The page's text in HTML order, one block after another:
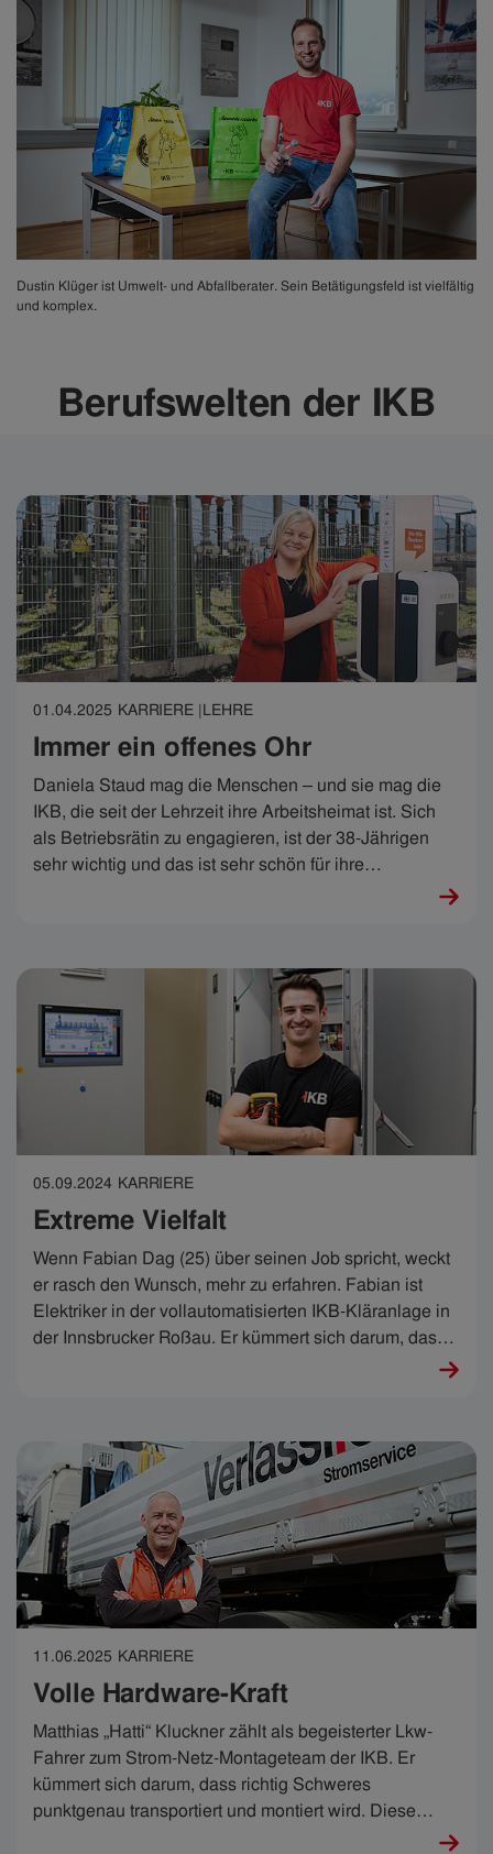
Dustin Klüger ist Umwelt- und Abfallberater. Sein Betätigungsfeld ist vielfältig
und komplex.
Berufswelten der IKB
01.04.2025 KARRIERE |LEHRE
Immer ein offenes Ohr
Daniela Staud mag die Menschen – und sie mag die
IKB, die seit der Lehrzeit ihre Arbeitsheimat ist. Sich
als Betriebsrätin zu engagieren, ist der 38-Jährigen
sehr wichtig und das ist sehr schön für ihre
Kolleg:innen. „Ein offenes Ohr macht schon viel aus“,
05.09.2024 KARRIERE
Extreme Vielfalt
Wenn Fabian Dag (25) über seinen Job spricht, weckt
er rasch den Wunsch, mehr zu erfahren. Fabian ist
Elektriker in der vollautomatisierten IKB-Kläranlage in
der Innsbrucker Roßau. Er kümmert sich darum, dass
sie rund läuft - rund um die Uhr. „Ohne Elektrik geht da
11.06.2025 KARRIERE
Volle Hardware-Kraft
Matthias „Hatti“ Kluckner zählt als begeisterter Lkw-
Fahrer zum Strom-Netz-Montageteam der IKB. Er
kümmert sich darum, dass richtig Schweres
punktgenau transportiert und montiert wird. Diese
grobe Arbeit erfordert auch enorm viel Feingefühl. Seit